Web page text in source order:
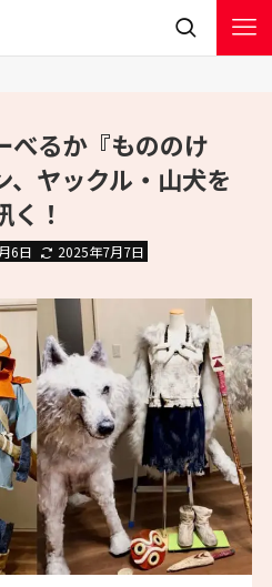
べるか『もののけ
、ヤックル・山犬を
！
6日 2025年7月7日